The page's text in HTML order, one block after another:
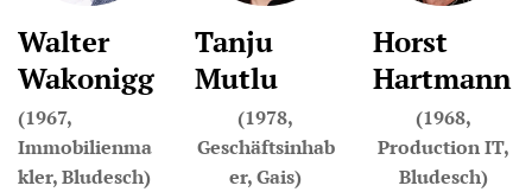
Walter
Wakonigg
(1967,
Immobilienma
kler, Bludesch)
Tanju
Mutlu
(1978,
Geschäftsinhab
er, Gais)
Horst
Hartmann
(1968,
Production IT,
Bludesch)